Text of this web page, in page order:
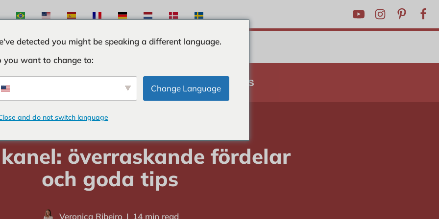
CURIOSITIES TIPS OCH TRICKS
-KONDIMENTER-Cassia kanel: överraskande fördelar och goda tips
överraskande fördelar
och goda tips
Veronica Ribeiro 14 min read
detected you might be speaking a different language.
you want to change to:
Change Language
and do not switch language